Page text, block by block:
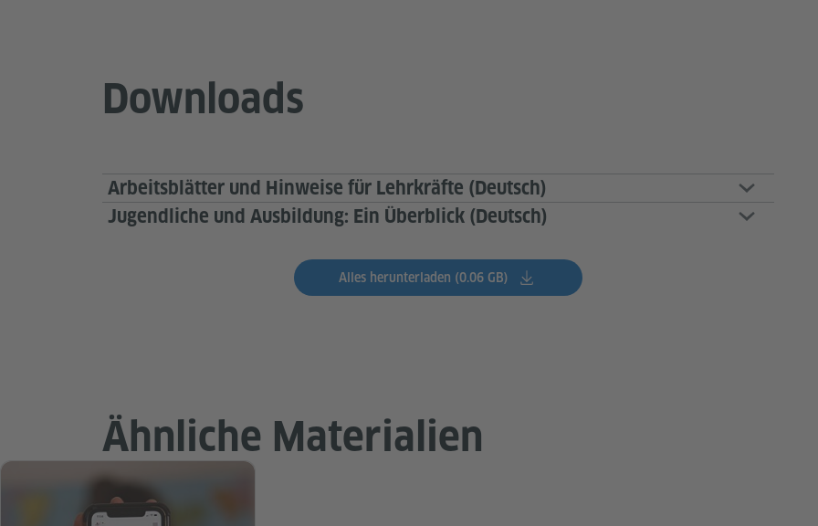
Downloads
Arbeitsblätter und Hinweise für Lehrkräfte (Deutsch)
Jugendliche und Ausbildung: Ein Überblick (Deutsch)
Alles herunterladen (0.06 GB)
Ähnliche Materialien